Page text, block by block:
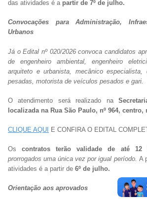
das atividades é a partir de 7º de julho.
Convocações para Administração,
Urbanos
Já o Edital nº 020/2026 convoca candidatos
de engenheiro ambiental, engenheiro
arquiteto e urbanista, mecânico especialista,
pesadas, motorista de veículos pesados e gari.
O atendimento será realizado na
localizada na Rua São Paulo, nº 964,
CLIQUE AQUI E CONFIRA O EDITAL
Os contratos terão validade de até 12
prorrogados uma única vez por igual período. A
atividades é a partir de 6º de julho.
Orientação aos aprovados